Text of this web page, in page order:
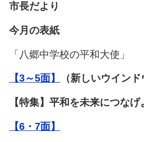
市長だより
今月の表紙
「八郷中学校の平和大使」
【3～5面】 （新しいウイン
【特集】平和を未来につなげ
【6・7面】